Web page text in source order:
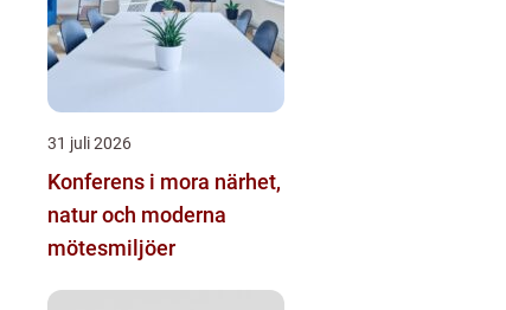
31 juli 2026
Konferens i mora närhet,
natur och moderna
mötesmiljöer